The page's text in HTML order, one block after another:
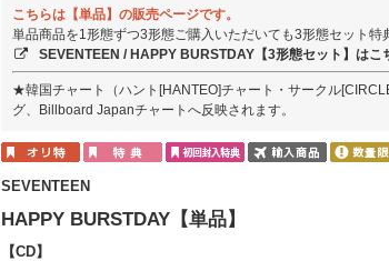
こちらは【単品】の販売ページです。
単品商品を1形態ずつ3形態ご購入いただいても3形態セット特
SEVENTEEN / HAPPY BURSTDAY【3形態セット】はこ
★韓国チャート（ハント[HANTEO]チャート・サークル
グ、Billboard Japanチャートへ反映されます。
SEVENTEEN
HAPPY BURSTDAY【単品】
【CD】